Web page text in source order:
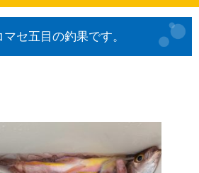
セ五目の釣果です。